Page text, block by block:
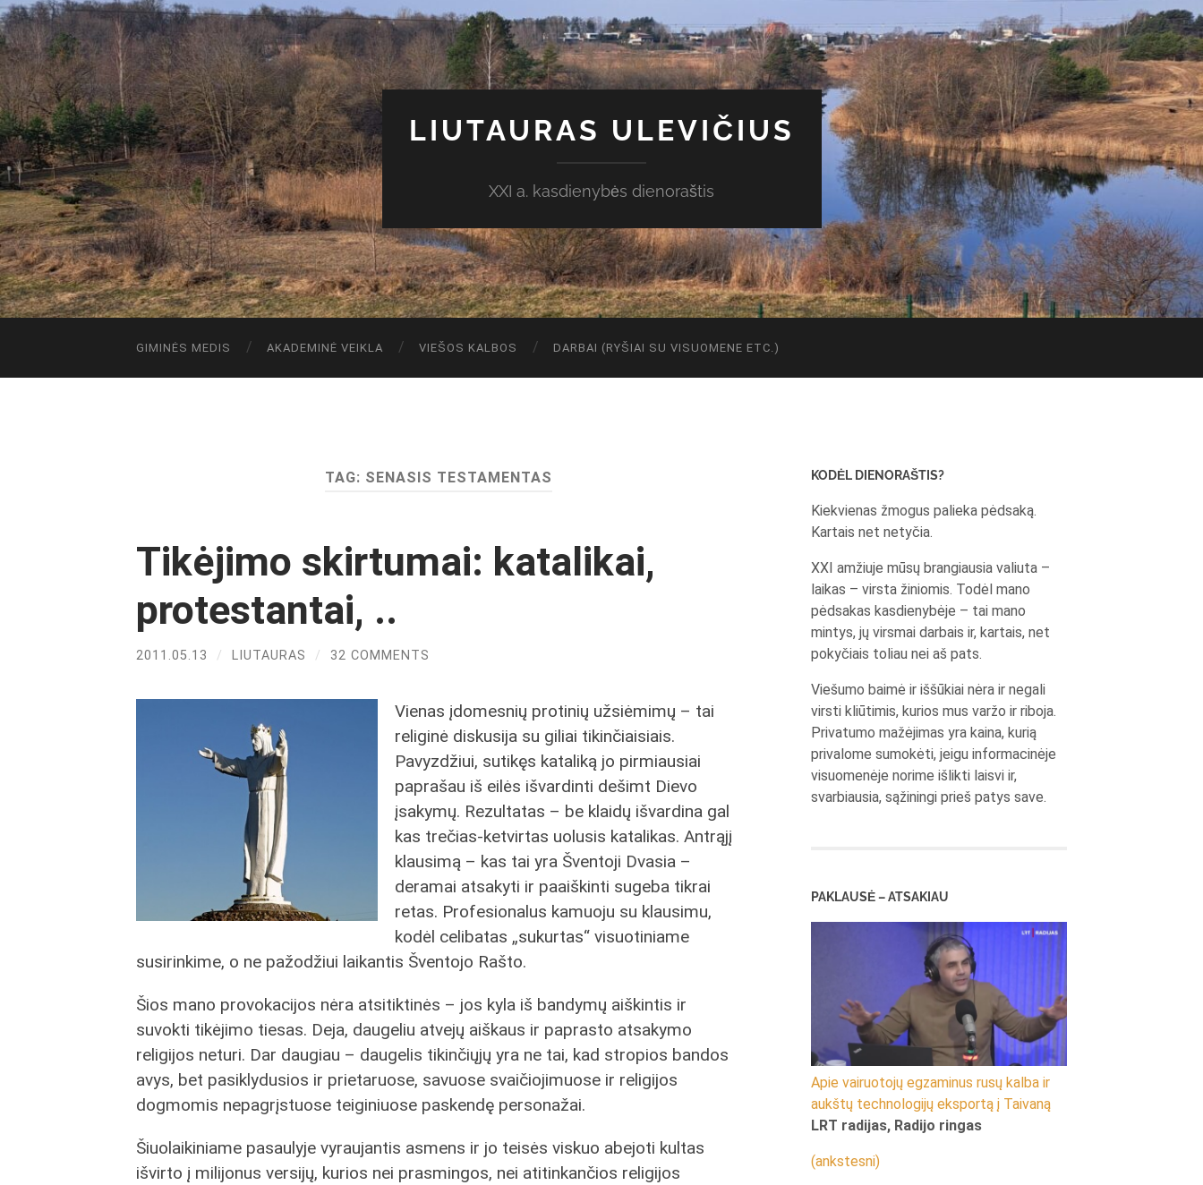
LIUTAURAS ULEVIČIUS
XXI a. kasdienybės dienoraštis
GIMINĖS MEDIS AKADEMINĖ VEIKLA VIEŠOS KALBOS DARBAI (RYŠIAI SU VISUOMENE ETC.)
TAG: SENASIS TESTAMENTAS
Tikėjimo skirtumai: katalikai,
protestantai, ..
2011.05.13 / LIUTAURAS / 32 COMMENTS
Vienas įdomesnių protinių užsiėmimų – tai
religinė diskusija su giliai tikinčiaisiais.
Pavyzdžiui, sutikęs kataliką jo pirmiausiai
paprašau iš eilės išvardinti dešimt Dievo
įsakymų. Rezultatas – be klaidų išvardina gal
kas trečias-ketvirtas uolusis katalikas. Antrąjį
klausimą – kas tai yra Šventoji Dvasia –
deramai atsakyti ir paaiškinti sugeba tikrai
retas. Profesionalus kamuoju su klausimu,
kodėl celibatas „sukurtas“ visuotiniame
susirinkime, o ne pažodžiui laikantis Šventojo Rašto.
Šios mano provokacijos nėra atsitiktinės – jos kyla iš bandymų aiškintis ir
suvokti tikėjimo tiesas. Deja, daugeliu atvejų aiškaus ir paprasto atsakymo
religijos neturi. Dar daugiau – daugelis tikinčiųjų yra ne tai, kad stropios bandos
avys, bet pasiklydusios ir prietaruose, savuose svaičiojimuose ir religijos
dogmomis nepagrįstuose teiginiuose paskendę personažai.
Šiuolaikiniame pasaulyje vyraujantis asmens ir jo teisės viskuo abejoti kultas
išvirto į milijonus versijų, kurios nei prasmingos, nei atitinkančios religijos
KODĖL DIENORAŠTIS?
Kiekvienas žmogus palieka pėdsaką.
Kartais net netyčia.
XXI amžiuje mūsų brangiausia valiuta –
laikas – virsta žiniomis. Todėl mano
pėdsakas kasdienybėje – tai mano
mintys, jų virsmai darbais ir, kartais, net
pokyčiais toliau nei aš pats.
Viešumo baimė ir iššūkiai nėra ir negali
virsti kliūtimis, kurios mus varžo ir riboja.
Privatumo mažėjimas yra kaina, kurią
privalome sumokėti, jeigu informacinėje
visuomenėje norime išlikti laisvi ir,
svarbiausia, sąžiningi prieš patys save.
PAKLAUSĖ – ATSAKIAU
Apie vairuotojų egzaminus rusų kalba ir
aukštų technologijų eksportą į Taivaną
LRT radijas, Radijo ringas
(ankstesni)